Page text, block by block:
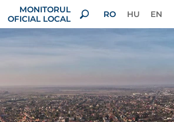
MONITORUL
OFICIAL LOCAL
RO HU EN